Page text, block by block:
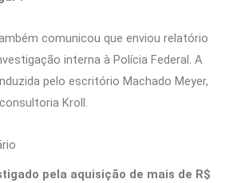
comunicou que enviou relatório
interna à Polícia Federal. A
pelo escritório Machado Meyer,
Kroll.
pela aquisição de mais de R$